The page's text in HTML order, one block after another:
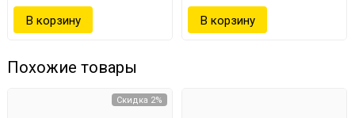
вам придётся приложить гораздо меньше усилий.
нагревательный элемент.
Похожие товары
Скидка 2%